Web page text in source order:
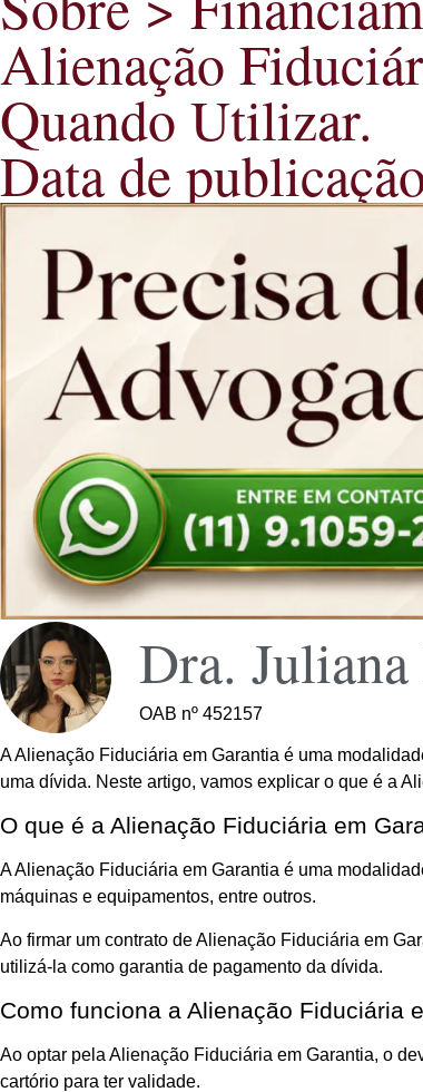
Alienação
Quando Utilizar.
Data de
Dra.
OAB nº 452157
A Alienação Fiduciária em Garantia é uma
uma dívida. Neste artigo, vamos explicar o que é a
O que é a Alienação Fiduciária em
A Alienação Fiduciária em Garantia é uma
máquinas e equipamentos, entre outros.
Ao firmar um contrato de Alienação Fiduciária em
utilizá-la como garantia de pagamento da dívida.
Como funciona a Alienação Fiduciária
Ao optar pela Alienação Fiduciária em Garantia, o
cartório para ter validade.